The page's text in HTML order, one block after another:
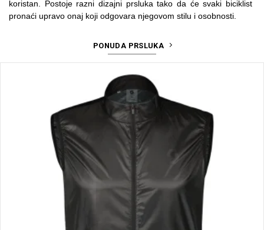
koristan. Postoje razni dizajni prsluka tako da će svaki biciklist
pronaći upravo onaj koji odgovara njegovom stilu i osobnosti.
PONUDA PRSLUKA